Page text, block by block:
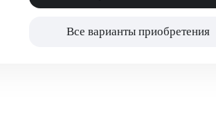
Все варианты приобретения